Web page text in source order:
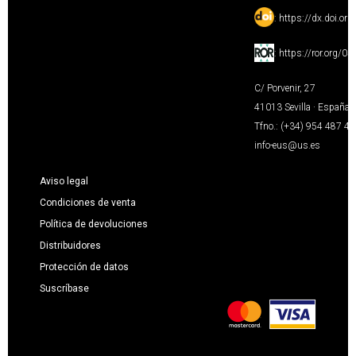
: https://
: https://ror.org/
C/ Porvenir, 27
41013 Sevilla · España
Tfno.: (+34) 954 487
info-eus@us.es
Aviso legal
Condiciones de venta
Política de devoluciones
Distribuidores
Protección de datos
Suscríbase